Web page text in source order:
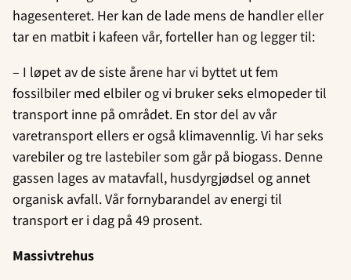
hagesenteret. Her kan de lade mens de handler eller
tar en matbit i kafeen vår, forteller han og legger til:
– I løpet av de siste årene har vi byttet ut fem
fossilbiler med elbiler og vi bruker seks elmopeder til
transport inne på området. En stor del av vår
varetransport ellers er også klimavennlig. Vi har seks
varebiler og tre lastebiler som går på biogass. Denne
gassen lages av matavfall, husdyrgjødsel og annet
organisk avfall. Vår fornybarandel av energi til
transport er i dag på 49 prosent.
Massivtrehus